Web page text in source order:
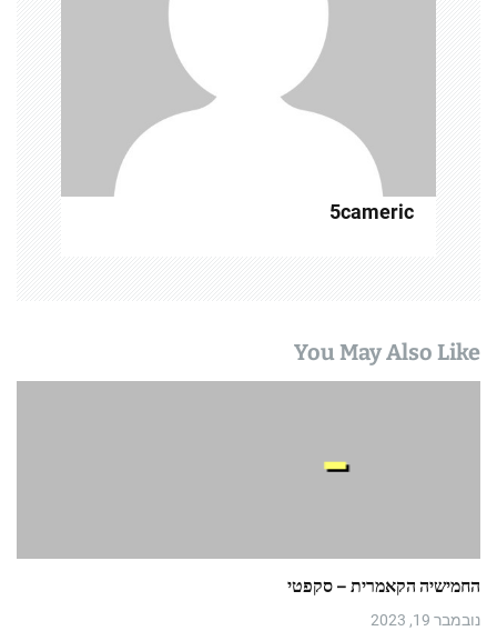
5cameric
You May Also Like
החמישיה הקאמרית – סקפטי
נובמבר 19, 2023